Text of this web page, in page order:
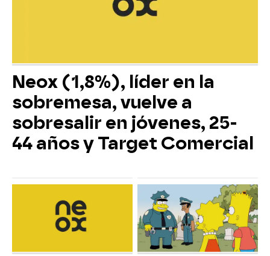
Neox (1,8%), líder en la
sobremesa, vuelve a
sobresalir en jóvenes, 25-
44 años y Target Comercial